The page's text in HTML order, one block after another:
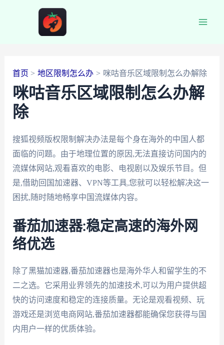
首页 地区限制怎么办 咪咕音乐区域限制怎么办解除
咪咕音乐区域限制怎么办解
除
搜狐视频版权限制解决办法是每个身在海外的中国人都
面临的问题。由于地理位置的原因,无法直接访问国内的
流媒体网站,观看喜欢的电影、电视剧以及娱乐节目。但
是,借助回国加速器、VPN等工具,您就可以轻松解决这一
困扰,随时随地畅享中国流媒体内容。
番茄加速器:稳定高速的海外网
络优选
除了黑猫加速器,番茄加速器也是海外华人和留学生的不
二之选。它采用业界领先的加速技术,可以为用户提供超
快的访问速度和稳定的连接质量。无论是观看视频、玩
游戏还是浏览电商网站,番茄加速器都能确保您获得与国
内用户一样的优质体验。